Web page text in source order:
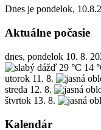
Dnes je pondelok,
Aktuálne počasie
dnes, pondelok 10. 8.
29 °C 14
utorok 11. 8.
streda 12. 8.
štvrtok 13. 8.
Kalendár